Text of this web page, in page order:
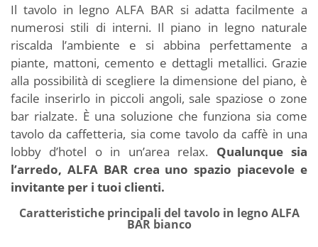
Il tavolo in legno ALFA BAR si adatta facilmente a
numerosi stili di interni. Il piano in legno naturale
riscalda l’ambiente e si abbina perfettamente a
piante, mattoni, cemento e dettagli metallici. Grazie
alla possibilità di scegliere la dimensione del piano, è
facile inserirlo in piccoli angoli, sale spaziose o zone
bar rialzate. È una soluzione che funziona sia come
tavolo da caffetteria, sia come tavolo da caffè in una
lobby d’hotel o in un’area relax. Qualunque sia
l’arredo, ALFA BAR crea uno spazio piacevole e
invitante per i tuoi clienti.
Caratteristiche principali del tavolo in legno ALFA
BAR bianco